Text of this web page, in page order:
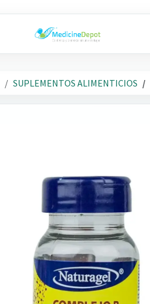
SUPLEMENTOS ALIMENTICIOS